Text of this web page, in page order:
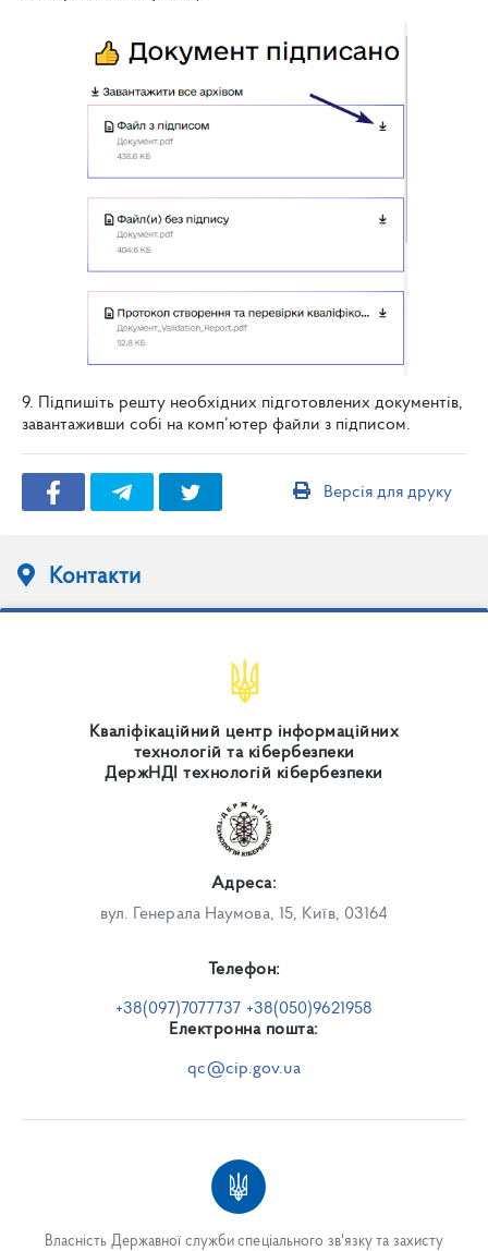
9. Підпишіть решту необхідних підготовлених документів,
завантаживши собі на комп’ютер файли з підписом.
Версія для друку
Контакти
Кваліфікаційний центр інформаційних
технологій та кібербезпеки
ДержНДІ технологій кібербезпеки
Адреса:
вул. Генерала Наумова, 15, Київ, 03164
Телефон:
+38(097)7077737 +38(050)9621958
Електронна пошта:
qc@cip.gov.ua
Власність Державної служби спеціального зв'язку та захисту